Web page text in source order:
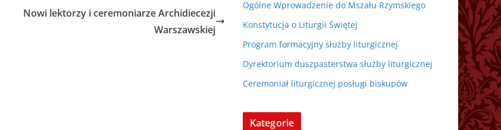
Nowi lektorzy i ceremoniarze Archidiecezji
Warszawskiej
Ogólne Wprowadzenie do Mszału Rzymskiego
Konstytucja o Liturgii Świętej
Program formacyjny służby liturgicznej
Dyrektorium duszpasterstwa służby liturgicznej
Ceremoniał liturgicznej posługi biskupów
Kategorie